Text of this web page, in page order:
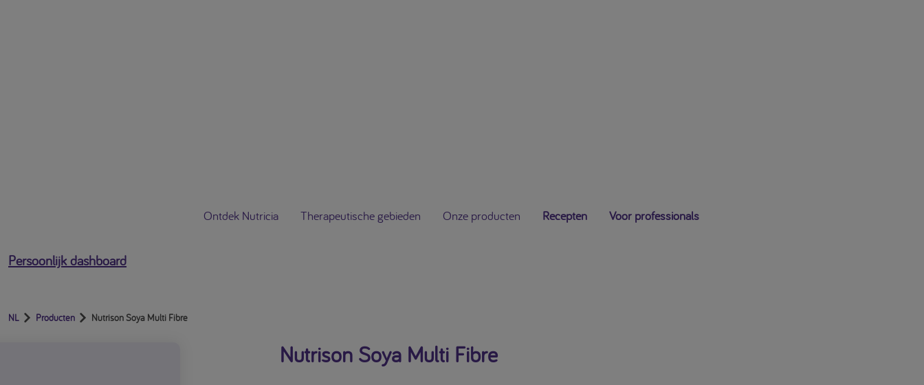
Ontdek Nutricia Therapeutische gebieden Onze producten Recepten Voor professionals
Persoonlijk dashboard
NL Producten Nutrison Soya Multi Fibre
Nutrison Soya Multi Fibre